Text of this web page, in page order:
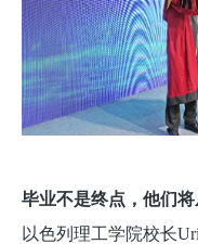
毕业不是终点，他们
以色列理工学院校长